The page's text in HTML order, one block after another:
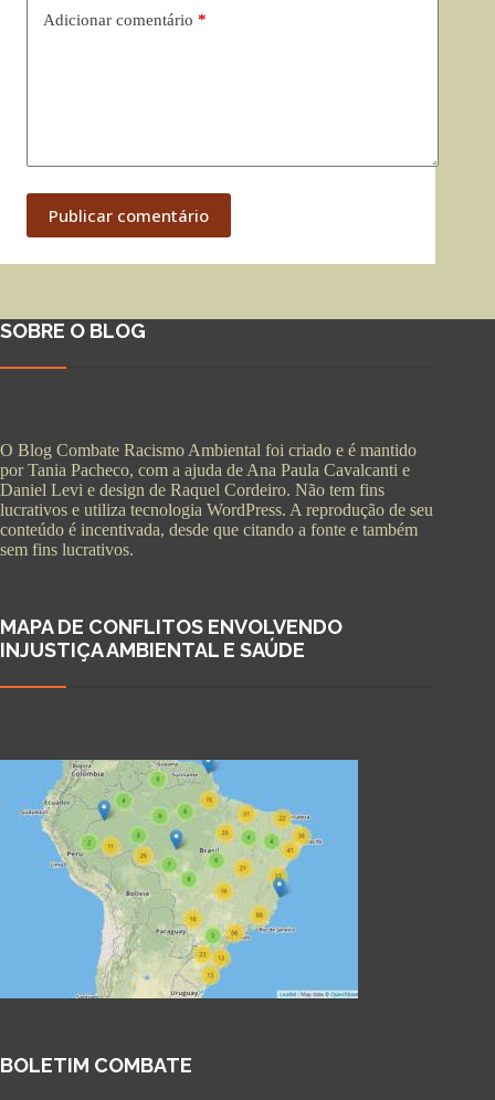
Adicionar comentário *
Publicar comentário
SOBRE O BLOG
O Blog Combate Racismo Ambiental foi criado e é mantido
por Tania Pacheco, com a ajuda de Ana Paula Cavalcanti e
Daniel Levi e design de Raquel Cordeiro. Não tem fins
lucrativos e utiliza tecnologia WordPress. A reprodução de seu
conteúdo é incentivada, desde que citando a fonte e também
sem fins lucrativos.
MAPA DE CONFLITOS ENVOLVENDO
INJUSTIÇA AMBIENTAL E SAÚDE
BOLETIM COMBATE